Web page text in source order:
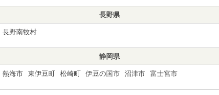
長野県
長野南牧村
静岡県
熱海市 東伊豆町 松崎町 伊豆の国市 沼津市 富士宮市